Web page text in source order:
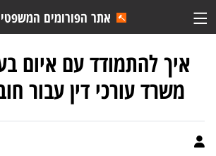
אתר הפורומים
איך להתמודד עם איום
משרד עורכי דין עבור